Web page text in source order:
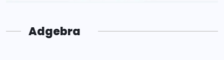
Adgebra